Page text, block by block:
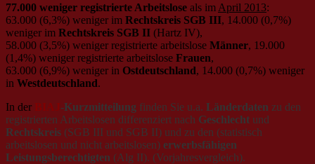
77.000 weniger registrierte Arbeitslose als im April 2013:
63.000 (6,3%) weniger im Rechtskreis SGB III, 14.000 (0,7%)
weniger im Rechtskreis SGB II (Hartz IV),
58.000 (3,5%) weniger registrierte arbeitslose Männer, 19.000
(1,4%) weniger registrierte arbeitslose Frauen,
63.000 (6,9%) weniger in Ostdeutschland, 14.000 (0,7%) weniger
in Westdeutschland.
In der BIAJ-Kurzmitteilung finden Sie u.a. Länderdaten zu den
registrierten Arbeitslosen differenziert nach Geschlecht und
Rechtskreis (SGB III und SGB II) und zu den (statistisch
arbeitslosen und nicht arbeitslosen) erwerbsfähigen
Leistungsberechtigten (Alg II). (Vorjahresvergleich).